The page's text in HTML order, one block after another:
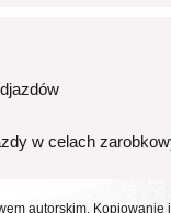
w celach
autorskim.